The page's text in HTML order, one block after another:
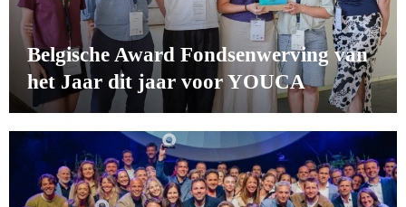
Belgische Award Fondsenwerving van
het Jaar dit jaar voor YOUCA